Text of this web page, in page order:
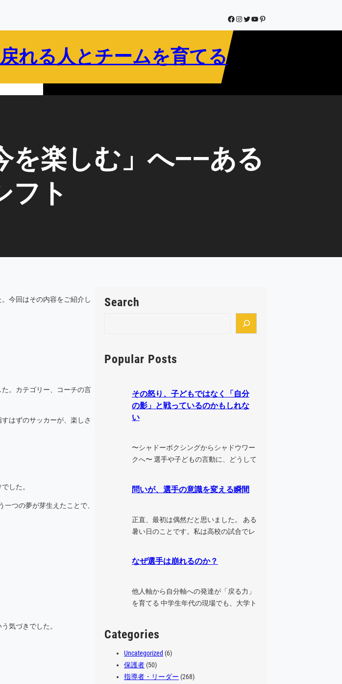
Facebook
Instagram
Twitter
YouTube
Pinterest
れる人とチームを育てる
を楽しむ」へ――ある
フト
今回はその内容をご紹介し
。カテゴリー、コーチの言
はずのサッカーが、楽しさ
した。
つの夢が芽生えたことで、
気づきでした。
Search
r
cPopular Posts
その怒り、子どもではなく「自分
の影」と戦っているのかもしれな
い
〜シャドーボクシングからシャドウワー
クへ〜 選手や子どもの言動に、どうして
問いが、選手の意識を変える瞬間
正直、最初は偶然だと思いました。 ある
暑い日のことです。私は高校の試合でレ
なぜ選手は崩れるのか？
他人軸から自分軸への発達が「戻る力」
を育てる 中学生年代の現場でも、大学ト
Categories
Uncategorized (6)
保護者 (50)
指導者・リーダー (268)